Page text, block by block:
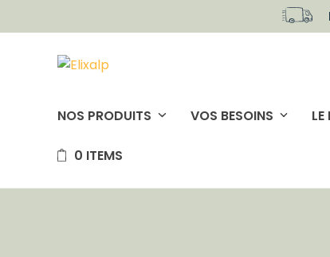
to
NOS PRODUITS VOS BESOINS
0 ITEMS